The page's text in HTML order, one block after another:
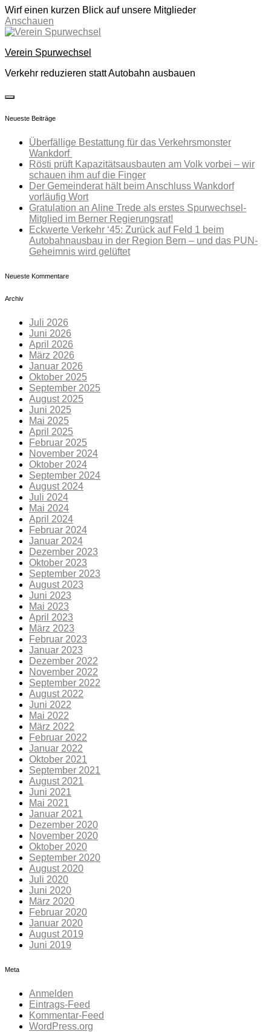
Wirf einen kurzen Blick auf unsere Mitglieder
Anschauen
Skip
content
Verein Spurwechsel
Verkehr reduzieren statt Autobahn ausbauen
toggle
sidebar
Neueste Beiträge
Überfällige Bestattung für das Verkehrsmonster
Wankdorf
Rösti prüft Kapazitätsausbauten am Volk vorbei – wir
schauen ihm auf die Finger
Der Gemeinderat hält beim Anschluss Wankdorf
vorläufig Wort
Gratulation an Aline Trede als erstes Spurwechsel-
Mitglied im Berner Regierungsrat!
Eckwerte Verkehr ‘45: Zurück auf Feld 1 beim
Autobahnausbau in der Region Bern – und das PUN-
Geheimnis wird gelüftet
Neueste Kommentare
Archiv
Juli 2026
Juni 2026
April 2026
März 2026
Januar 2026
Oktober 2025
September 2025
August 2025
Juni 2025
Mai 2025
April 2025
Februar 2025
November 2024
Oktober 2024
September 2024
August 2024
Juli 2024
Mai 2024
April 2024
Februar 2024
Januar 2024
Dezember 2023
Oktober 2023
September 2023
August 2023
Juni 2023
Mai 2023
April 2023
März 2023
Februar 2023
Januar 2023
Dezember 2022
November 2022
September 2022
August 2022
Juni 2022
Mai 2022
März 2022
Februar 2022
Januar 2022
Oktober 2021
September 2021
August 2021
Juni 2021
Mai 2021
Januar 2021
Dezember 2020
November 2020
Oktober 2020
September 2020
August 2020
Juli 2020
Juni 2020
März 2020
Februar 2020
Januar 2020
August 2019
Juni 2019
Meta
Anmelden
Eintrags-Feed
Kommentar-Feed
WordPress.org